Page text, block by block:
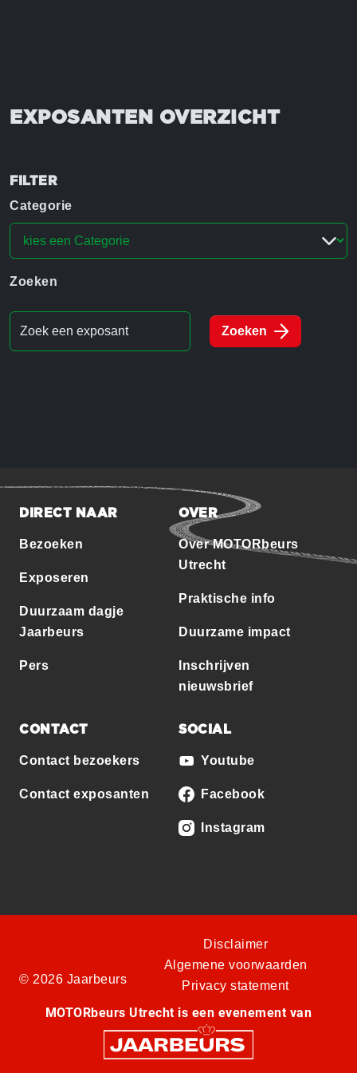
EXPOSANTEN OVERZICHT
FILTER
Categorie
Zoeken
Zoeken
DIRECT NAAR
Bezoeken
Exposeren
Duurzaam dagje
Jaarbeurs
Pers
OVER
Over MOTORbeurs
Utrecht
Praktische info
Duurzame impact
Inschrijven
nieuwsbrief
CONTACT
Contact bezoekers
Contact exposanten
SOCIAL
Youtube
Facebook
Instagram
© 2026 Jaarbeurs
Disclaimer
Algemene voorwaarden
Privacy statement
MOTORbeurs Utrecht is een evenement van